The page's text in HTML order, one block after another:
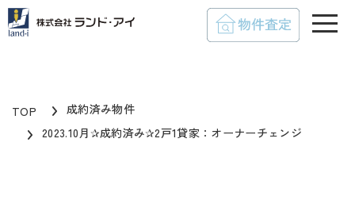
TOP
成約済み物件
2023.10月✰成約済み✰2戸1貸家：オーナーチェンジ